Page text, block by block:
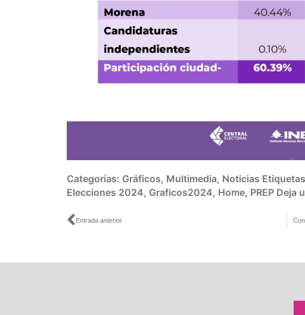
Categorías: Gráficos, Multimedia, Noticias
Elecciones 2024, Graficos2024, Home, PREP Deja
Ant
Entrada anterior